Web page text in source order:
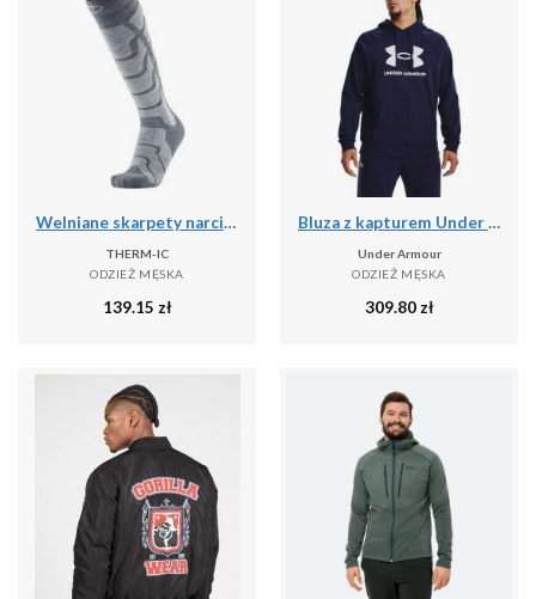
Welniane skarpety narciarski czlowiek Therm-ic Ski Warm wysokosc kolana
THERM-IC
ODZIEŻ MĘSKA
139.15 zł
Bluza z kapturem Under Armour Rival Fleece, Mężczyźni
Under Armour
ODZIEŻ MĘSKA
309.80zł